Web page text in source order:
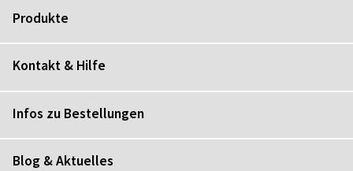
Produkte
Kontakt & Hilfe
Infos zu Bestellungen
Blog & Aktuelles